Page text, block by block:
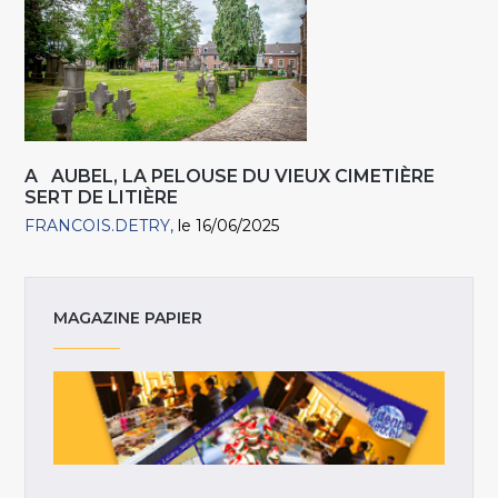
A AUBEL, LA PELOUSE DU VIEUX CIMETIÈRE
SERT DE LITIÈRE
FRANCOIS.DETRY le 16/06/2025
MAGAZINE PAPIER